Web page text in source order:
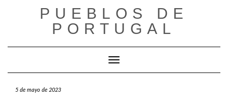
PUEBLOS DE
PORTUGAL
Cambiar modo de navegación
5 de mayo de 2023